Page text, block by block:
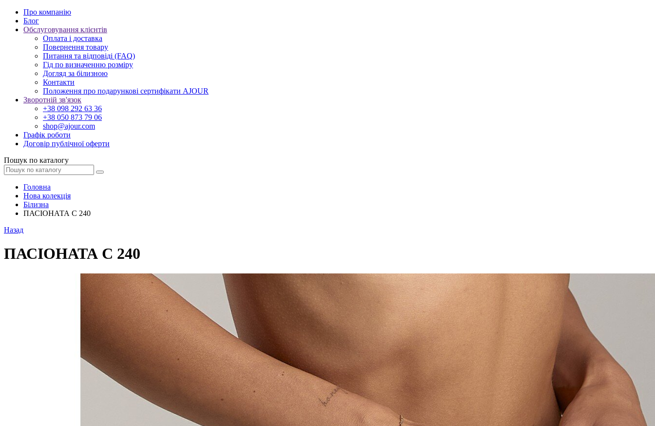
Про компанію
Блог
Обслуговування клієнтів
Оплата і доставка
Повернення товару
Питання та відповіді (FAQ)
Гід по визначенню розміру
Догляд за білизною
Контакти
Положення про подарункові сертифікати AJOUR
Зворотній зв'язок
+38 098 292 63 36
+38 050 873 79 06
shop@ajour.com
Графік роботи
Договір публічної оферти
Пошук по каталогу
Головна
Нова колекція
Білизна
ПАСІОНАТА С 240
Назад
ПАСІОНАТА С 240